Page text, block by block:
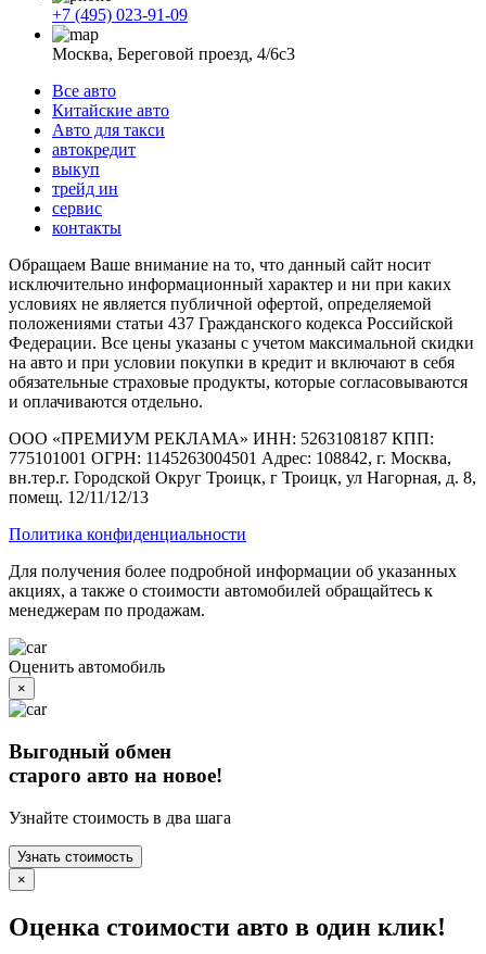
+7 (495) 023-91-09
Москва, Береговой проезд, 4/6с3
Все авто
Китайские авто
Авто для такси
автокредит
выкуп
трейд ин
сервис
контакты
Обращаем Ваше внимание на то, что данный сайт носит
исключительно информационный характер и ни при каких
условиях не является публичной офертой, определяемой
положениями статьи 437 Гражданского кодекса Российской
Федерации. Все цены указаны с учетом максимальной скидки
на авто и при условии покупки в кредит и включают в себя
обязательные страховые продукты, которые согласовываются
и оплачиваются отдельно.
ООО «ПРЕМИУМ РЕКЛАМА» ИНН: 5263108187 КПП:
775101001 ОГРН: 1145263004501 Адрес: 108842, г. Москва,
вн.тер.г. Городской Округ Троицк, г Троицк, ул Нагорная, д. 8,
помещ. 12/11/12/13
Политика конфиденциальности
Для получения более подробной информации об указанных
акциях, а также о стоимости автомобилей обращайтесь к
менеджерам по продажам.
Оценить автомобиль
×
Выгодный обмен
старого авто на новое!
Узнайте стоимость в два шага
Узнать стоимость
×
Оценка стоимости авто в один клик!